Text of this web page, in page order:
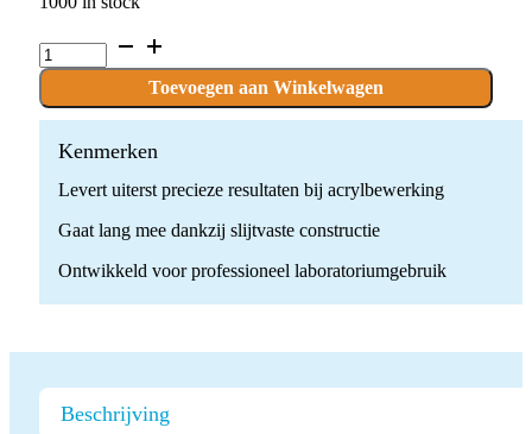
C.77E.104.060
x
boor
quantity
Toevoegen aan Winkelwagen
Kenmerken
Levert uiterst precieze resultaten bij acrylbewerking
Gaat lang mee dankzij slijtvaste constructie
Ontwikkeld voor professioneel laboratoriumgebruik
Beschrijving